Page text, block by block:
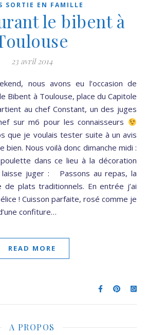
SORTIE EN FAMILLE
le bibent à
23 avril 2014
Bibent à Toulouse, place du Capitole
au chef Constant, un des juges
sur m6 pour les connaisseurs
que je voulais tester suite à un avis
bien. Nous voilà donc dimanche midi :
dans ce lieu à la décoration
laisse juger : Passons au repas, la
plats traditionnels. En entrée j’ai
! Cuisson parfaite, rosé comme je
confiture…
READ MORE
A PROPOS